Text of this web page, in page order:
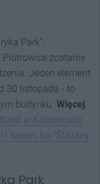
Park”,
zostanie
Jeden element
30 listopada - to
budynku. Więcej
w Katowicach
serem, bo "Ślązacy
Park